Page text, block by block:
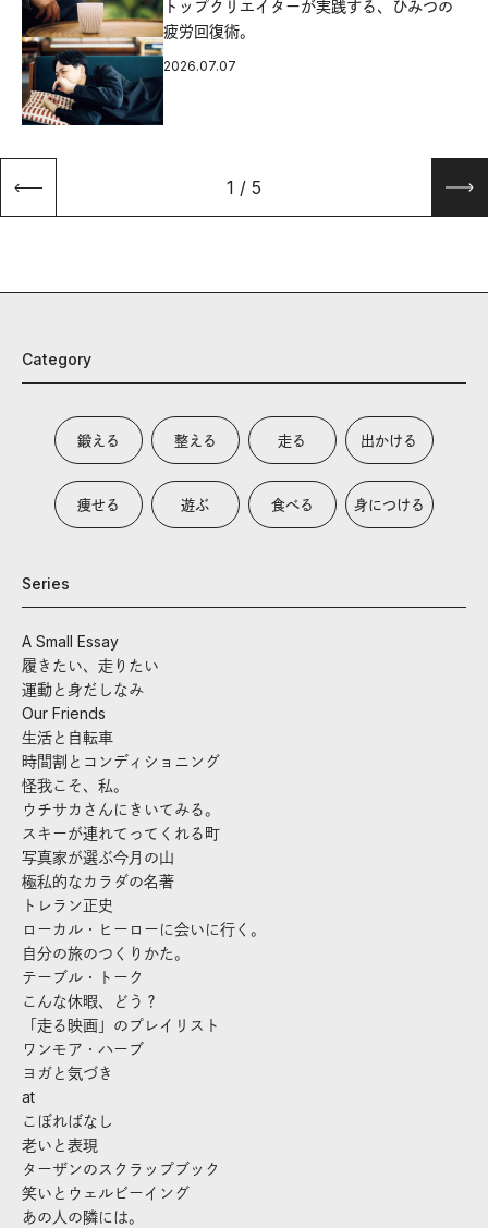
トップクリエイターが実践する、ひみつの
疲労回復術。
2026.07.07
1 / 5
Category
鍛える 整える 走る 出かける
痩せる 遊ぶ 食べる 身につける
Series
A Small Essay
履きたい、走りたい
運動と身だしなみ
Our Friends
生活と自転車
時間割とコンディショニング
怪我こそ、私。
ウチサカさんにきいてみる。
スキーが連れてってくれる町
写真家が選ぶ今月の山
極私的なカラダの名著
トレラン正史
ローカル・ヒーローに会いに行く。
自分の旅のつくりかた。
テーブル・トーク
こんな休暇、どう？
「走る映画」のプレイリスト
ワンモア・ハーブ
ヨガと気づき
at
こぼればなし
老いと表現
ターザンのスクラップブック
笑いとウェルビーイング
あの人の隣には。